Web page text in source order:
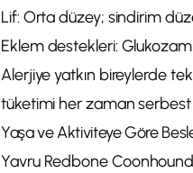
Lif: Orta düzey; sindirim
Eklem destekleri:
Alerjiye yatkın bireylerde
tüketimi her zaman serbest
Yaşa ve Aktiviteye Göre
Yavru Redbone